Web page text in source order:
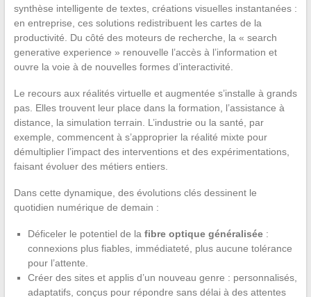
synthèse intelligente de textes, créations visuelles instantanées :
en entreprise, ces solutions redistribuent les cartes de la
productivité. Du côté des moteurs de recherche, la « search
generative experience » renouvelle l’accès à l’information et
ouvre la voie à de nouvelles formes d’interactivité.
Le recours aux réalités virtuelle et augmentée s’installe à grands
pas. Elles trouvent leur place dans la formation, l’assistance à
distance, la simulation terrain. L’industrie ou la santé, par
exemple, commencent à s’approprier la réalité mixte pour
démultiplier l’impact des interventions et des expérimentations,
faisant évoluer des métiers entiers.
Dans cette dynamique, des évolutions clés dessinent le
quotidien numérique de demain :
Déficeler le potentiel de la fibre optique généralisée:
connexions plus fiables, immédiateté, plus aucune tolérance
pour l’attente.
Créer des sites et applis d’un nouveau genre : personnalisés,
adaptatifs, conçus pour répondre sans délai à des attentes